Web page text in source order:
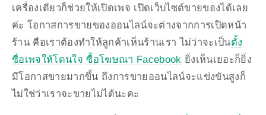
เครื่องเดียวก็ช่วยให้เปิดเพจ เปิดเว็บไซต์ขายของได้เลย
ค่ะ โอกาสการขายของออนไลน์จะต่างจากการเปิดหน้า
ร้าน คือเราต้องทำให้ลูกค้าเห็นร้านเรา ไม่ว่าจะเป็นตั้ง
ชื่อเพจให้โดนใจ ซื้อโฆษณา Facebook ยิ่งเห็นเยอะก็ยิ่ง
มีโอกาสขายมากขึ้น ถึงการขายออนไลน์จะแข่งขันสูงก็
ไม่ใช่ว่าเราจะขายไม่ได้นะคะ